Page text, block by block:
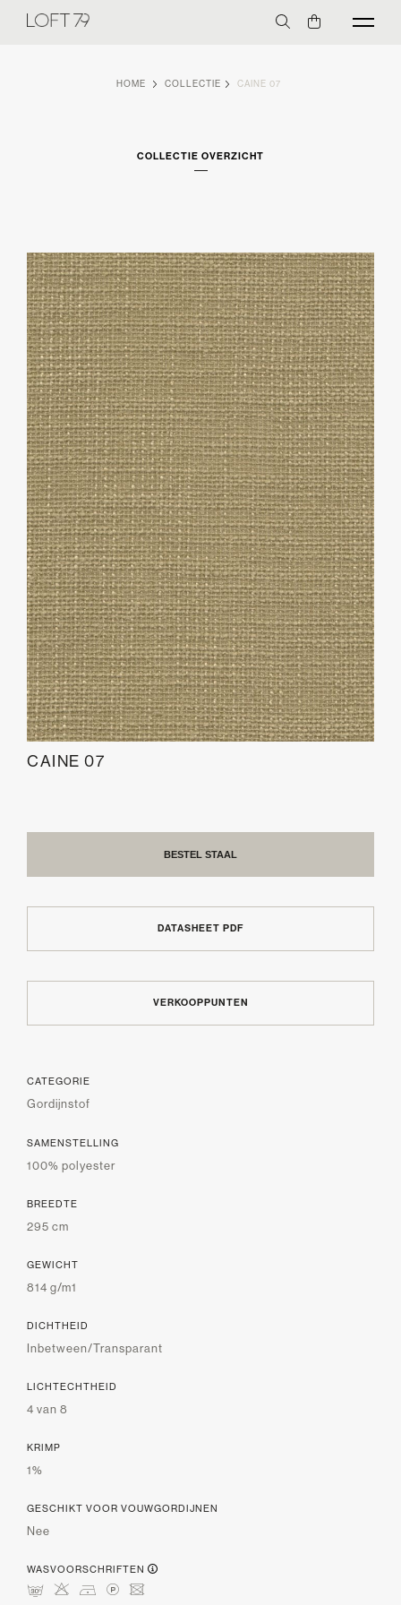
HOME COLLECTIE CAINE 07
COLLECTIE OVERZICHT
CAINE 07
BESTEL STAAL
DATASHEET PDF
VERKOOPPUNTEN
CATEGORIE
Gordijnstof
SAMENSTELLING
100% polyester
BREEDTE
295 cm
GEWICHT
814 g/m1
DICHTHEID
Inbetween/Transparant
LICHTECHTHEID
4 van 8
KRIMP
1%
GESCHIKT VOOR VOUWGORDIJNEN
Nee
WASVOORSCHRIFTEN
mHDLU